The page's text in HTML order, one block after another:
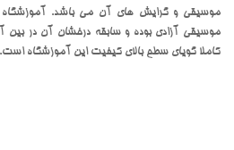
موسیقی و گرایش های آن می باشد.
موسیقی آزادی بوده و سابقه درخشان آن در بین
کاملا گویای سطح بالای کیفیت این آموزشگاه است.